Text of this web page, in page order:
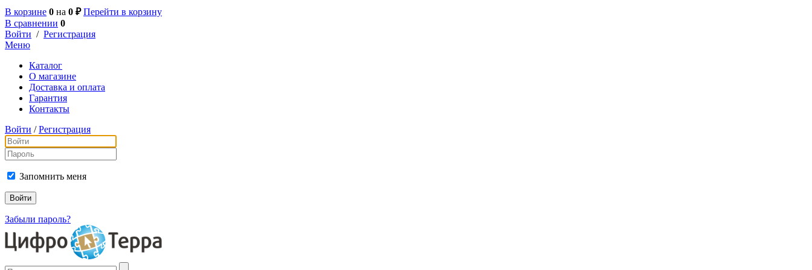
В корзине 0 на 0 ₽ Перейти в корзину
В сравнении 0
Войти / Регистрация
Меню
Каталог
О магазине
Доставка и оплата
Гарантия
Контакты
Войти / Регистрация
Запомнить меня
Забыли пароль?